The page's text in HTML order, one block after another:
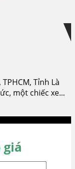
Tỉnh Là
một chiếc xe...
giá